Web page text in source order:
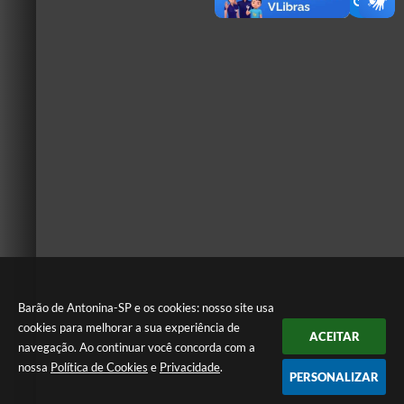
Barão de Antonina-SP e os cookies: nosso site usa
cookies para melhorar a sua experiência de
navegação. Ao continuar você concorda com a
nossa Política de Cookies e Privacidade.
ACEITAR
PERSONALIZAR